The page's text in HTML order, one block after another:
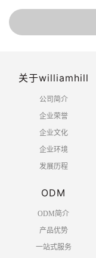
关于williamhill
公司简介
企业荣誉
企业文化
企业环境
发展历程
ODM
ODM简介
产品优势
一站式服务